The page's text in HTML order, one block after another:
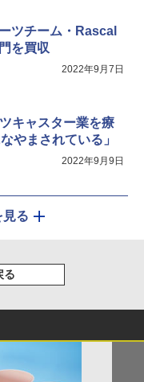
ツチーム・Rascal
を買収
2022年9月7日
キャスター業を療
やまされている」
2022年9月9日
見る
る